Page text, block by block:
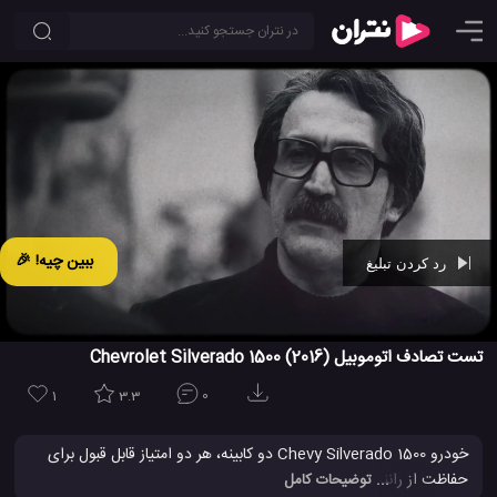
ببین چیه! 🎉
00:29
تست تصادف اتوموبیل (Chevrolet Silverado 1500 (2016
1 3.3 0
خودرو Chevy Silverado 1500 دو کابینه، هر دو امتیاز قابل قبول برای
حفاظت از راننده در یک تصادف را به همراه دارد، فضای زنده برای راننده
... توضیحات کامل